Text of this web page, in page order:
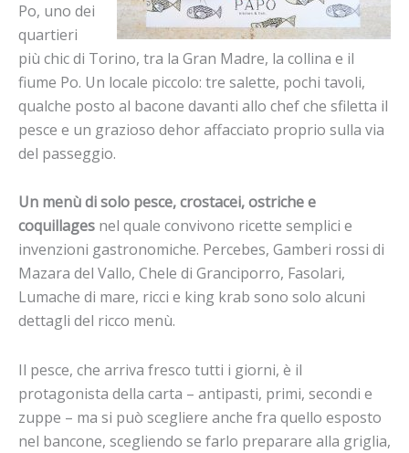
Po, uno dei
quartieri
più chic di Torino, tra la Gran Madre, la collina e il
fiume Po. Un locale piccolo: tre salette, pochi tavoli,
qualche posto al bacone davanti allo chef che sfiletta il
pesce e un grazioso dehor affacciato proprio sulla via
del passeggio.
Un menù di solo pesce, crostacei, ostriche e
coquillages nel quale convivono ricette semplici e
invenzioni gastronomiche. Percebes, Gamberi rossi di
Mazara del Vallo, Chele di Granciporro, Fasolari,
Lumache di mare, ricci e king krab sono solo alcuni
dettagli del ricco menù.
Il pesce, che arriva fresco tutti i giorni, è il
protagonista della carta – antipasti, primi, secondi e
zuppe – ma si può scegliere anche fra quello esposto
nel bancone, scegliendo se farlo preparare alla griglia,